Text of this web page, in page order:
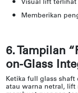
Visual lift terlihat
Memberikan
6. Tampilan
on-Glass
Ketika full glass shaft
atau warna netral, lift